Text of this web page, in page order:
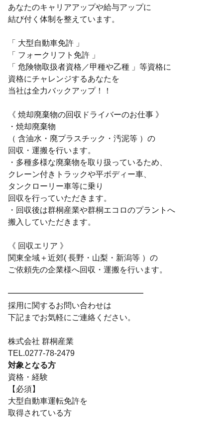
あなたのキャリアアップや給与アップに
結び付く体制を整えています。
「 大型自動車免許 」
「 フォークリフト免許 」
「 危険物取扱者資格／甲種や乙種 」等資格に
資格にチャレンジするあなたを
当社は全力バックアップ！！
《 焼却廃棄物の回収ドライバーのお仕事 》
・焼却廃棄物
（ 含油水・廃プラスチック・汚泥等 ）の
回収・運搬を行います。
・多種多様な廃棄物を取り扱っているため、
クレーン付きトラックや平ボディー車、
タンクローリー車等に乗り
回収を行っていただきます。
・回収後は群桐産業や群桐エコロのプラントへ
搬入していただきます。
《 回収エリア 》
関東全域＋近郊( 長野・山梨・新潟等 ）の
ご依頼先の企業様へ回収・運搬を行います。
━━━━━━━━━━━━━━━━━
採用に関するお問い合わせは
下記までお気軽にご連絡ください。
株式会社 群桐産業
TEL.0277-78-2479
対象となる方
資格・経験
【必須】
大型自動車運転免許を
取得されている方